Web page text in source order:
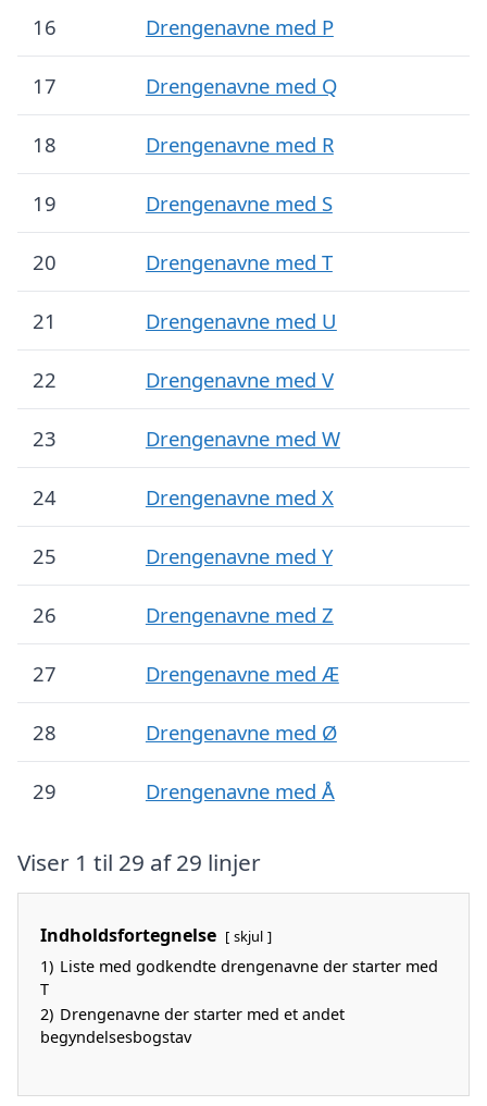
16 Drengenavne med P
17 Drengenavne med Q
18 Drengenavne med R
19 Drengenavne med S
20 Drengenavne med T
21 Drengenavne med U
22 Drengenavne med V
23 Drengenavne med W
24 Drengenavne med X
25 Drengenavne med Y
26 Drengenavne med Z
27 Drengenavne med Æ
28 Drengenavne med Ø
29 Drengenavne med Å
Viser 1 til 29 af 29 linjer
Indholdsfortegnelse skjul
1) Liste med godkendte drengenavne der starter med
T
2) Drengenavne der starter med et andet
begyndelsesbogstav